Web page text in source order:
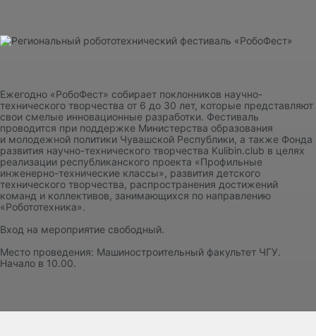
Ежегодно «РобоФест» собирает поклонников научно-
технического творчества от 6 до 30 лет, которые представляют
свои смелые инновационные разработки. Фестиваль
проводится при поддержке Министерства образования
и молодежной политики Чувашской Республики, а также Фонда
развития научно-технического творчества Kulibin.club в целях
реализации республиканского проекта «Профильные
инженерно-технические классы», развития детского
технического творчества, распространения достижений
команд и коллективов, занимающихся по направлению
«Робототехника».
Вход на мероприятие свободный.
Место проведения: Машиностроительный факультет ЧГУ.
Начало в 10.00.